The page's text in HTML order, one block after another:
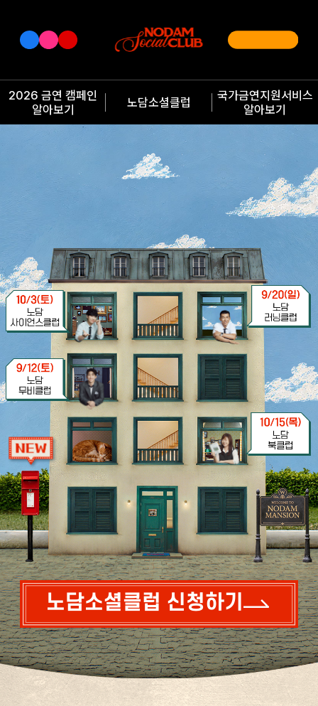
2026 금연 캠페인
알아보기
노담소셜클럽
국가금연지원서비스
알아보기
노담소셜클럽 신청하기